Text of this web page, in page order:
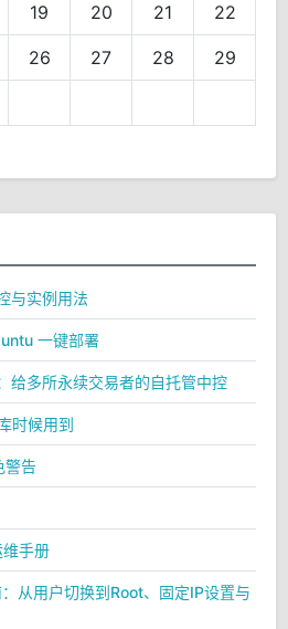
19 20 21 22
26 27 28 29
与实例用法
一键部署
给多所永续交易者的自托管中控
时候用到
警告
手册
从用户切换到Root、固定IP设置与